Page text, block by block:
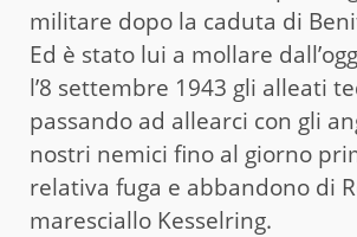
militare dopo la caduta di
Ed è stato lui a mollare
l’8 settembre 1943 gli alleati
passando ad allearci con gli
nostri nemici fino al giorno
relativa fuga e abbandono di
maresciallo Kesselring.